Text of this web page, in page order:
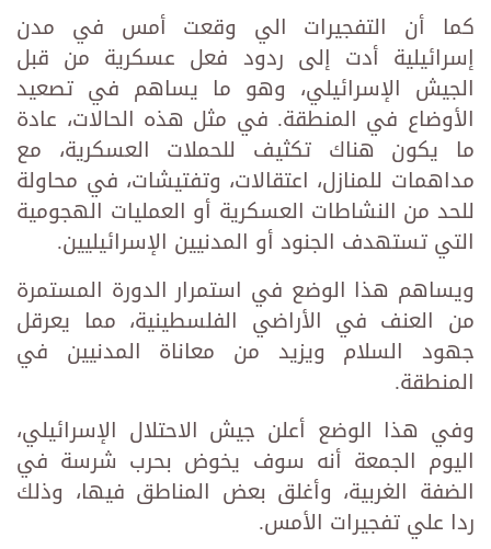
كما أن التفجيرات الي وقعت أمس في مدن
إسرائيلية أدت إلى ردود فعل عسكرية من قبل
الجيش الإسرائيلي، وهو ما يساهم في تصعيد
الأوضاع في المنطقة. في مثل هذه الحالات، عادة
ما يكون هناك تكثيف للحملات العسكرية، مع
مداهمات للمنازل، اعتقالات، وتفتيشات، في محاولة
للحد من النشاطات العسكرية أو العمليات الهجومية
التي تستهدف الجنود أو المدنيين الإسرائيليين.
ويساهم هذا الوضع في استمرار الدورة المستمرة
من العنف في الأراضي الفلسطينية، مما يعرقل
جهود السلام ويزيد من معاناة المدنيين في
المنطقة.
وفي هذا الوضع أعلن جيش الاحتلال الإسرائيلي،
اليوم الجمعة أنه سوف يخوض بحرب شرسة في
الضفة الغربية، وأغلق بعض المناطق فيها، وذلك
ردا علي تفجيرات الأمس.